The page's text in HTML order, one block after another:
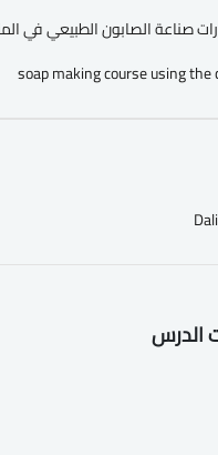
soap making course using the
الدرس